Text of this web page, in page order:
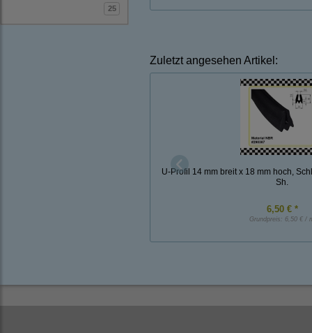
25
Zuletzt angesehen Artikel:
U-Profil 14 mm breit x 18 mm hoch,
Sh.
6,50 € *
Grundpreis: 6,50 € /